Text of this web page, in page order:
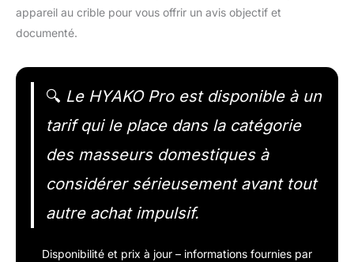
appareil au crible pour vous offrir un avis objectif et
documenté.
🔍 Le HYAKO Pro est disponible à un
tarif qui le place dans la catégorie
des masseurs domestiques à
considérer sérieusement avant tout
autre achat impulsif.
Disponibilité et prix à jour – informations fournies par